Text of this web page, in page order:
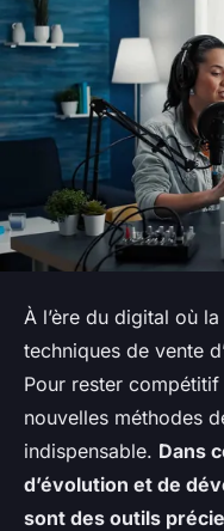
À l’ère du digital où
techniques de vente
Pour rester
nouvelles méthodes
indispensable. Dans
d’évolution et de
sont des outils